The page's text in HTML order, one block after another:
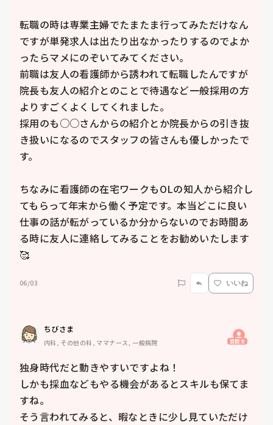
転職の時は専業主婦でたまたま行ってみただけなん
ですが単発求人は出たり出なかったりするのでよか
ったらマメにのぞいてみてください。
前職は友人の看護師から誘われて転職したんですが
院長も友人の紹介とのことで待遇など一般採用の方
よりすごくよくしてくれました。
採用のも○○さんからの紹介とか院長からの引き抜
き扱いになるのでスタッフの皆さんも優しかったで
す。
ちなみに看護師の在宅ワークもOLの知人から紹介し
てもらって年末から働く予定です。本当どこに良い
仕事の話が転がっているか分からないのでお時間あ
る時に友人に連絡してみることをお勧めいたします
🥰
06/03 いいね
ちびさま
内科, その他の科, ママナース, 一般病院 質問主
独身時代だと動きやすいですよね！
しかも採血などもやる機会があるとスキルも保てま
すね。
そう言われてみると、暇なときに少し見ていただけ